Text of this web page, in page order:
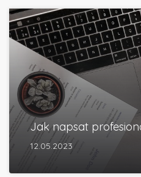
Jak napsat
12.05.2023